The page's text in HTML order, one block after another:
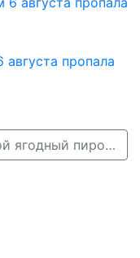
пропала
Экс-мэр Нижнего Новгорода Булавинов показал свой ягодный пирог →